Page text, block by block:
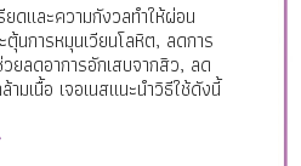
ดและความกังวลทำให้ผ่อน
นการหมุนเวียนโลหิต, ลดการ
ยลดอาการอักเสบจากสิว, ลด
ามเนื้อ เจอเนสแนะนำวิธีใช้ดังนี้